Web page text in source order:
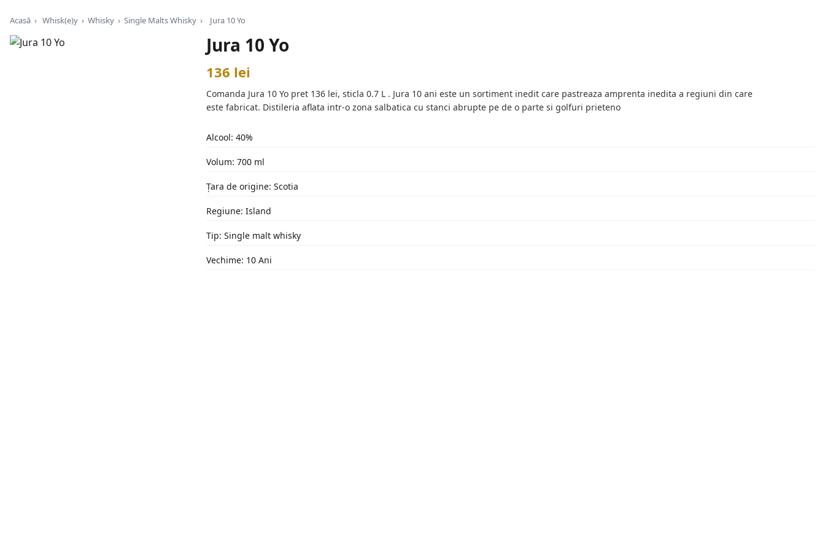
Acasă › Whisk(e)y › Whisky › Single Malts Whisky › Jura 10 Yo
Jura 10 Yo
136 lei
Comanda Jura 10 Yo pret 136 lei, sticla 0.7 L . Jura 10 ani este un sortiment inedit care pastreaza amprenta inedita a regiuni din care
este fabricat. Distileria aflata intr-o zona salbatica cu stanci abrupte pe de o parte si golfuri prieteno
Alcool: 40%
Volum: 700 ml
Țara de origine: Scotia
Regiune: Island
Tip: Single malt whisky
Vechime: 10 Ani